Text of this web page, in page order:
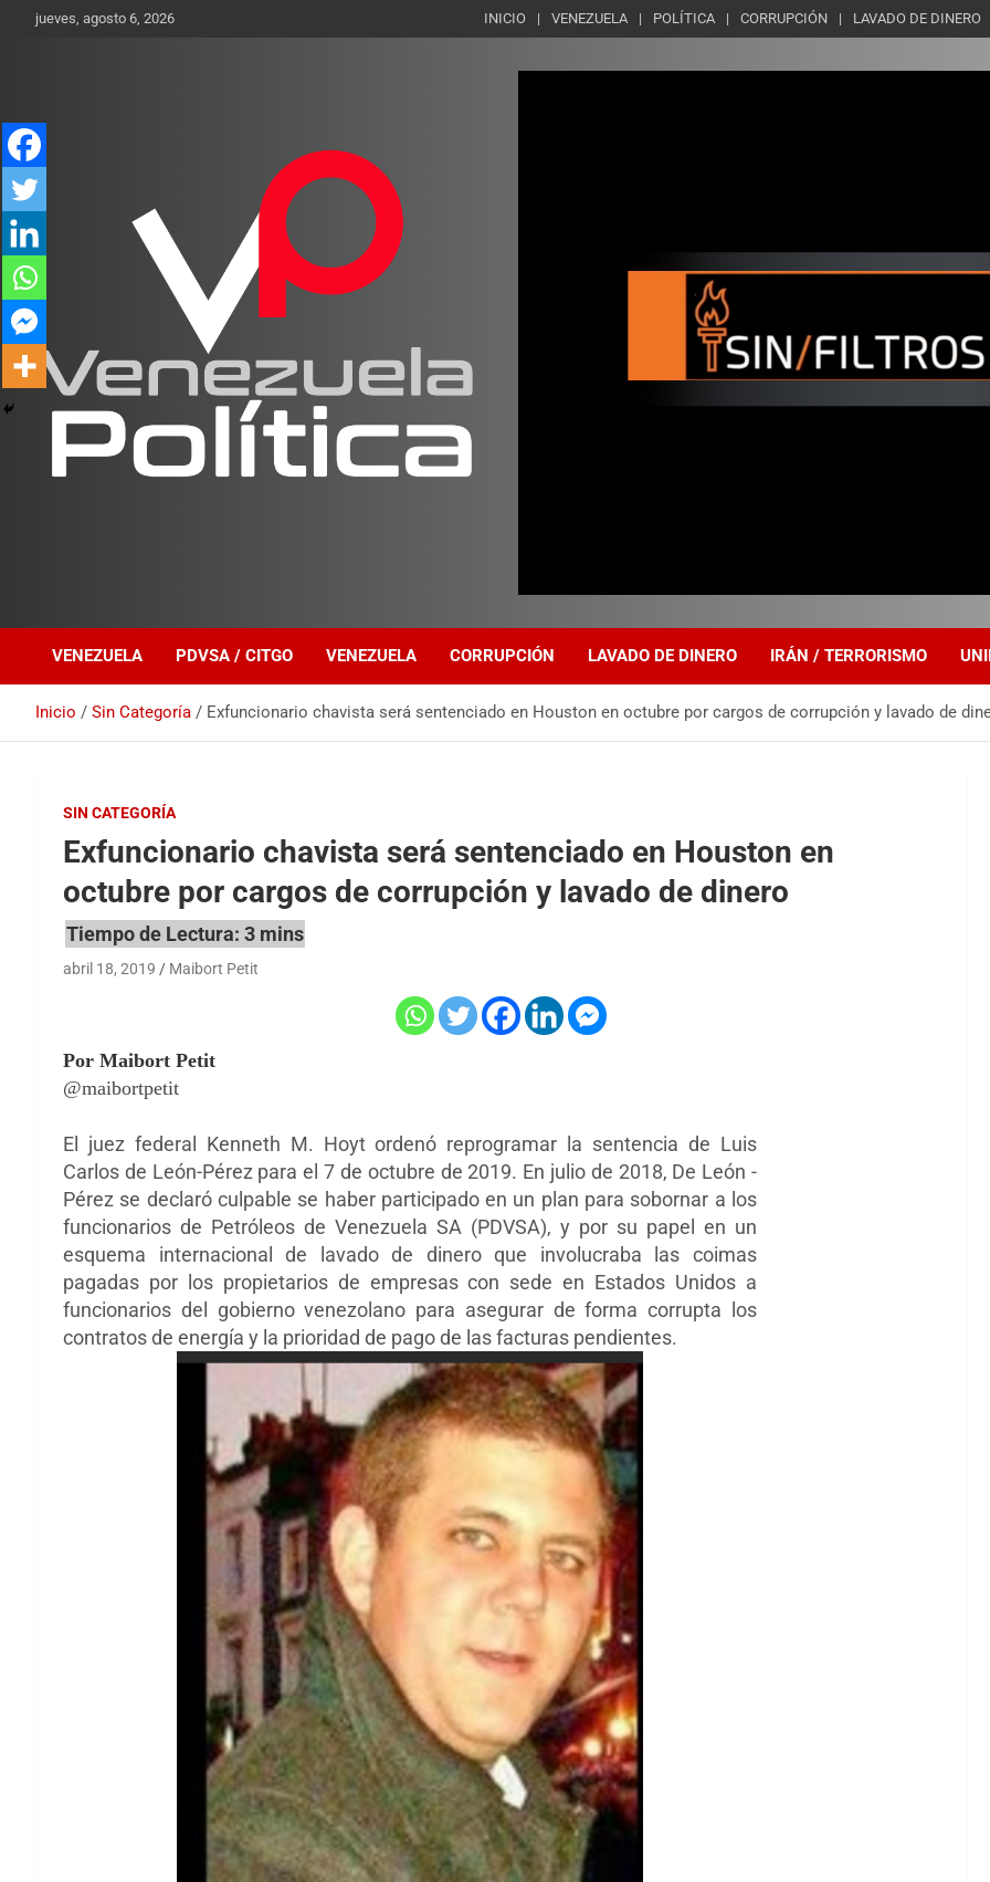
Saltarjueves, agosto 6, 2026 INICIO VENEZUELA POLÍTICA CORRUPCIÓN LAVADO DE DINERO
VENEZUELA PDVSA / CITGO VENEZUELA CORRUPCIÓN LAVADO DE DINERO IRÁN / TERRORISMO
Inicio Sin Categoría Exfuncionario chavista será sentenciado en Houston en octubre por cargos de corrupción y lavado de
SIN CATEGORÍA
Exfuncionario chavista será sentenciado en Houston en
octubre por cargos de corrupción y lavado de dinero
abril 18, 2019 Maibort Petit
Por Maibort Petit
@maibortpetit
El juez federal Kenneth M. Hoyt ordenó reprogramar la sentencia de Luis
Carlos de León-Pérez para el 7 de octubre de 2019. En julio de 2018, De León -
Pérez se declaró culpable se haber participado en un plan para sobornar a los
funcionarios de Petróleos de Venezuela SA (PDVSA), y por su papel en un
esquema internacional de lavado de dinero que involucraba las coimas
pagadas por los propietarios de empresas con sede en Estados Unidos a
funcionarios del gobierno venezolano para asegurar de forma corrupta los
contratos de energía y la prioridad de pago de las facturas pendientes.